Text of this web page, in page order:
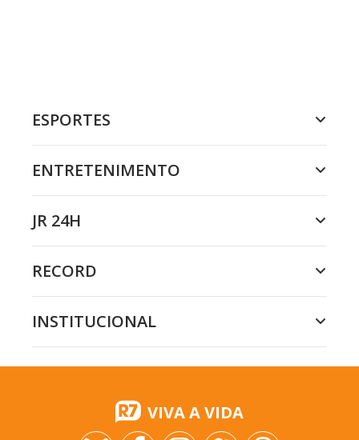
ESPORTES
ENTRETENIMENTO
JR 24H
RECORD
INSTITUCIONAL
VIVA A VIDA